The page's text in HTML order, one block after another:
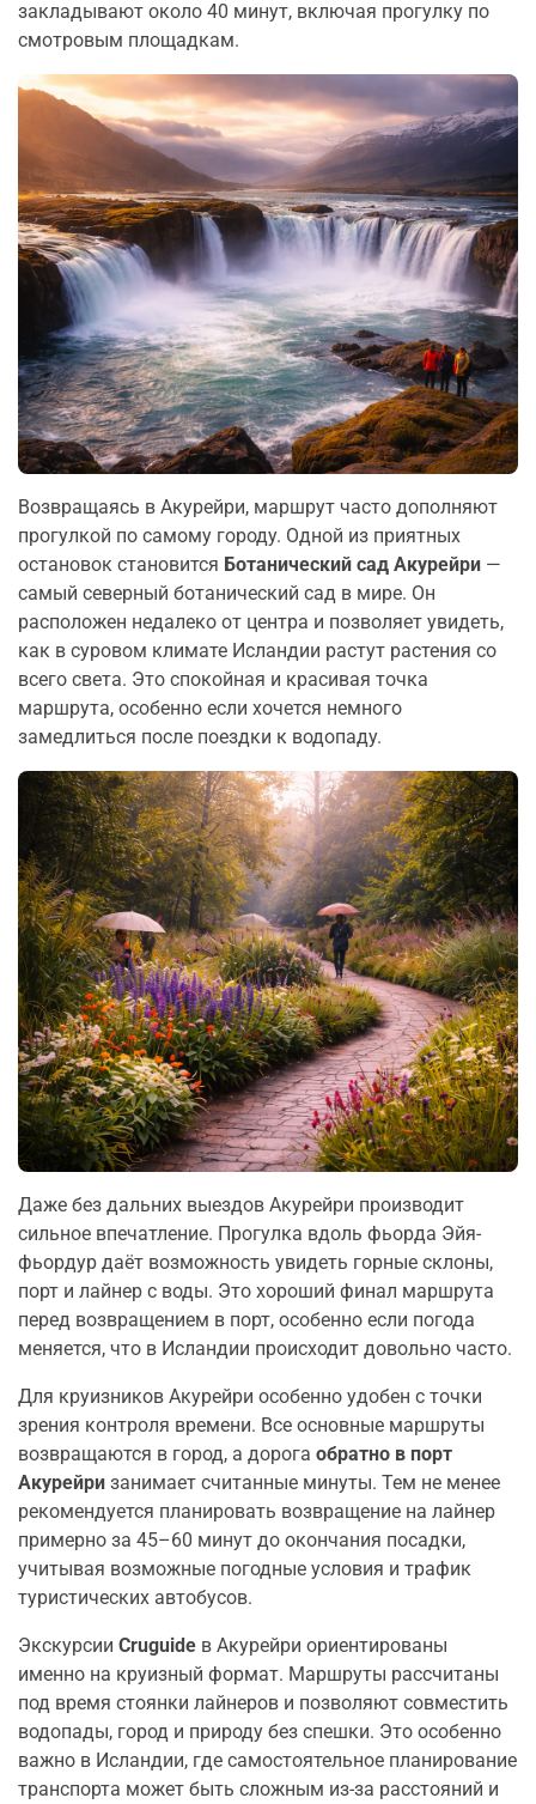
закладывают около 40 минут, включая прогулку по
смотровым площадкам.
Возвращаясь в Акурейри, маршрут часто дополняют
прогулкой по самому городу. Одной из приятных
остановок становится Ботанический сад Акурейри —
самый северный ботанический сад в мире. Он
расположен недалеко от центра и позволяет увидеть,
как в суровом климате Исландии растут растения со
всего света. Это спокойная и красивая точка
маршрута, особенно если хочется немного
замедлиться после поездки к водопаду.
Даже без дальних выездов Акурейри производит
сильное впечатление. Прогулка вдоль фьорда Эйя-
фьордур даёт возможность увидеть горные склоны,
порт и лайнер с воды. Это хороший финал маршрута
перед возвращением в порт, особенно если погода
меняется, что в Исландии происходит довольно часто.
Для круизников Акурейри особенно удобен с точки
зрения контроля времени. Все основные маршруты
возвращаются в город, а дорога обратно в порт
Акурейри занимает считанные минуты. Тем не менее
рекомендуется планировать возвращение на лайнер
примерно за 45–60 минут до окончания посадки,
учитывая возможные погодные условия и трафик
туристических автобусов.
Экскурсии Cruguide в Акурейри ориентированы
именно на круизный формат. Маршруты рассчитаны
под время стоянки лайнеров и позволяют совместить
водопады, город и природу без спешки. Это особенно
важно в Исландии, где самостоятельное планирование
транспорта может быть сложным из-за расстояний и